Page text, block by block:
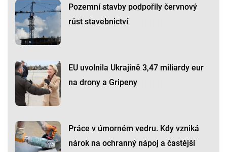
Pozemní stavby podpořily červnový
růst stavebnictví
EU uvolnila Ukrajině 3,47 miliardy eur
na drony a Gripeny
Práce v úmorném vedru. Kdy vzniká
nárok na ochranný nápoj a častější